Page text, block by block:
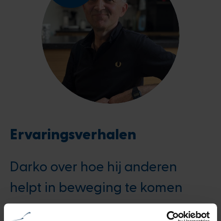
Ervaringsverhalen
Darko over hoe hij anderen
helpt in beweging te komen